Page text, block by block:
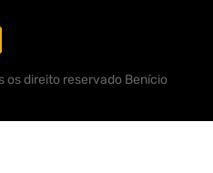
direito reservado Benício